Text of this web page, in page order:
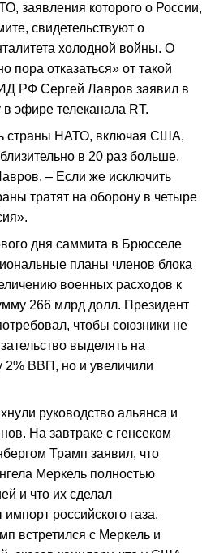
заявления которого о России,
свидетельствуют о
холодной войны. О
пора отказаться» от такой
РФ Сергей Лавров заявил в
эфире телеканала RT.
страны НАТО, включая США,
в 20 раз больше,
– Если же исключить
тратят на оборону в четыре
дня саммита в Брюсселе
планы членов блока
военных расходов к
266 млрд долл. Президент
чтобы союзники не
выделять на
2% ВВП, но и увеличили
руководство альянса и
На завтраке с генсеком
Трамп заявил, что
Меркель полностью
и что их сделал
российского газа.
встретился с Меркель и